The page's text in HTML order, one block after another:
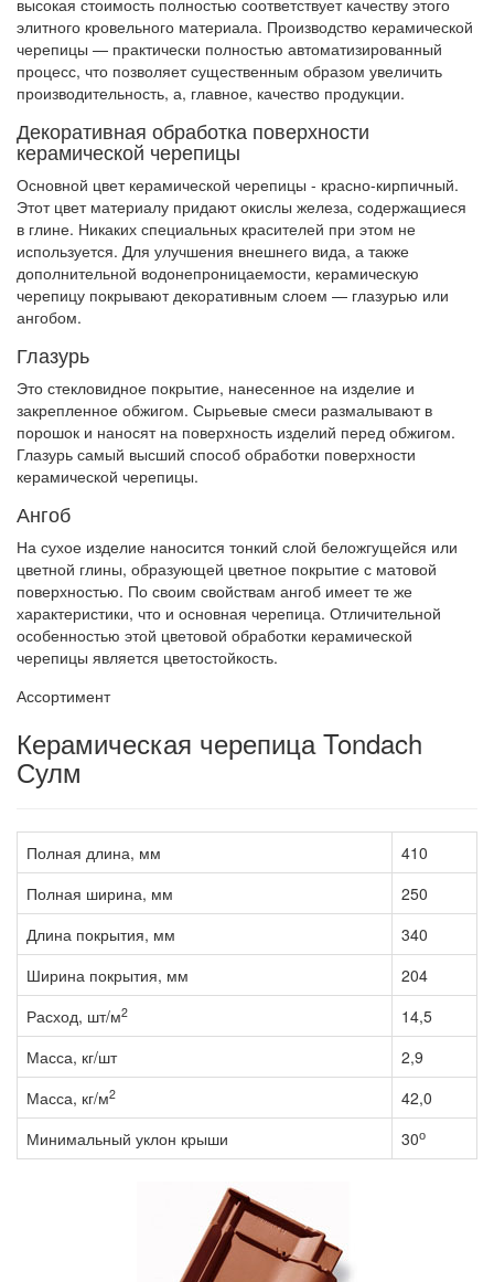
элитного кровельного материала. Производство керамической
черепицы — практически полностью автоматизированный
процесс, что позволяет существенным образом увеличить
производительность, а, главное, качество продукции.
Декоративная обработка поверхности
керамической черепицы
Основной цвет керамической черепицы - красно-кирпичный.
Этот цвет материалу придают окислы железа, содержащиеся
в глине. Никаких специальных красителей при этом не
используется. Для улучшения внешнего вида, а также
дополнительной водонепроницаемости, керамическую
черепицу покрывают декоративным слоем — глазурью или
ангобом.
Глазурь
Это стекловидное покрытие, нанесенное на изделие и
закрепленное обжигом. Сырьевые смеси размалывают в
порошок и наносят на поверхность изделий перед обжигом.
Глазурь самый высший способ обработки поверхности
керамической черепицы.
Ангоб
На сухое изделие наносится тонкий слой беложгущейся или
цветной глины, образующей цветное покрытие с матовой
поверхностью. По своим свойствам ангоб имеет те же
характеристики, что и основная черепица. Отличительной
особенностью этой цветовой обработки керамической
черепицы является цветостойкость.
Ассортимент
Керамическая черепица Tondach
Сулм
Полная длина, мм
410
Полная ширина, мм
250
Длина покрытия, мм
340
Ширина покрытия, мм
204
Расход, шт/м2
14,5
Масса, кг/шт
2,9
Масса, кг/м2
42,0
Минимальный уклон крыши
30о